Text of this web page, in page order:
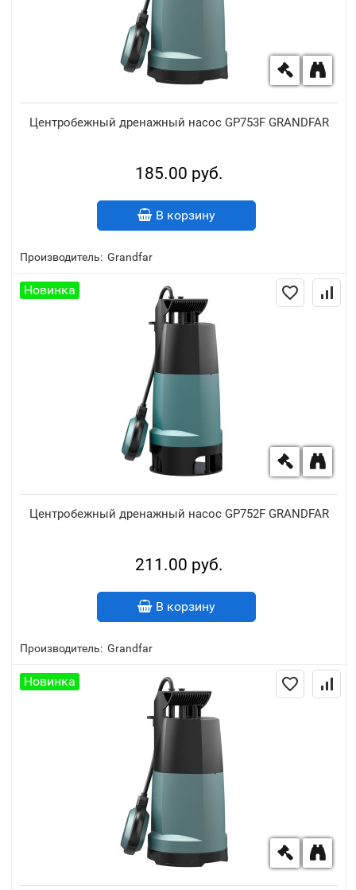
Центробежный дренажный насос GP753F GRANDFAR
Производитель: Grandfar
185.00 руб.
В корзину
Новинка
Центробежный дренажный насос GP752F GRANDFAR
Производитель: Grandfar
211.00 руб.
В корзину
Новинка